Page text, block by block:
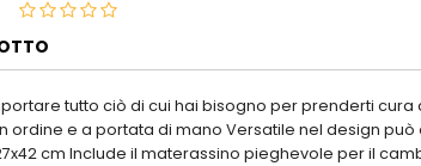
tutto ciò di cui hai bisogno per prenderti cura
e a portata di mano Versatile nel design può
cm Include il materassino pieghevole per il